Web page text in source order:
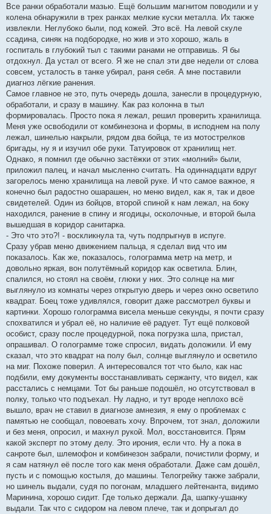
Все ранки обработали мазью. Ещё большим магнитом поводили и у
колена обнаружили в трех ранках мелкие куски металла. Их также
извлекли. Неглубоко были, под кожей. Это всё. На левой скуле
ссадина, синяк на подбородке, но жив и это хорошо, жаль в
госпиталь в глубокий тыл с такими ранами не отправишь. Я бы
отдохнул. Да устал от всего. Я же не спал эти две недели от слова
совсем, усталость в танке убирал, раня себя. А мне поставили
диагноз лёгкие ранения.
Самое главное не это, путь очередь дошла, занесли в процедурную,
обработали, и сразу в машину. Как раз колонна в тыл
формировалась. Просто пока я лежал, решил проверить хранилища.
Меня уже освободили от комбинезона и формы, в исподнем на полу
лежал, шинелью накрыли, рядом два бойца, те из мотострелков
бригады, ну я и изучил обе руки. Татуировок от хранилищ нет.
Однако, я помнил где обычно застёжки от этих «молний» были,
приложил палец, и начал мысленно считать. На одиннадцати вдруг
загорелось меню хранилища на левой руке. И что самое важное, я
конечно был радостно ошарашен, но меню видел, как я, так и двое
свидетелей. Один из бойцов, второй спиной к нам лежал, на боку
находился, ранение в спину и ягодицы, осколочные, и второй была
вышедшая в коридор санитарка.
- Это что это?! - воскликнула та, чуть подпрыгнув в испуге.
Сразу убрав меню движением пальца, я сделал вид что им
показалось. Как же, показалось, голограмма метр на метр, и
довольно яркая, вон полутёмный коридор как осветила. Блин,
спалился, но стоял на своём, глюки у них. Это солнце на миг
выглянуло из комнаты через открытую дверь и через окно осветило
квадрат. Боец тоже удивлялся, говорит даже рассмотрел буквы и
картинки. Хорошо голограмма висела меньше секунды, я почти сразу
спохватился и убрал её, но наличие её радует. Тут ещё полковой
особист, сразу после процедурной, пока погрузка шла, пристал,
опрашивал. О голограмме тоже спросил, видать доложили. И ему
сказал, что это квадрат на полу был, солнце выглянуло и осветило
на миг. Похоже поверил. А интересовался тот что было, как нас
подбили, ему документы восстанавливать сержанту, что видел, как
расстались с немцами. Тот бы раньше подошёл, но отсутствовал в
полку, только что подъехал. Ну ладно, и тут вроде неплохо всё
вышло, врач не ставил в диагнозе амнезия, я ему о проблемах с
памятью не сообщал, повоевать хочу. Впрочем, тот знал, доложили
и без меня, опросил, и махнул рукой. Мол, восстановится. Прям
какой эксперт по этому делу. Это ирония, если что. Ну а пока в
санроте был, шлемофон и комбинезон забрали, почистили форму, и
я сам натянул её после того как меня обработали. Даже сам дошёл,
пусть и с помощью костыля, до машины. Телогрейку также забрали,
но шинель выдали, судя по погонам, младшего лейтенанта, видимо
Маринина, хорошо сидит. Где только держали. Да, шапку-ушанку
выдали. Так что с сидором на левом плече, так и допрыгал до